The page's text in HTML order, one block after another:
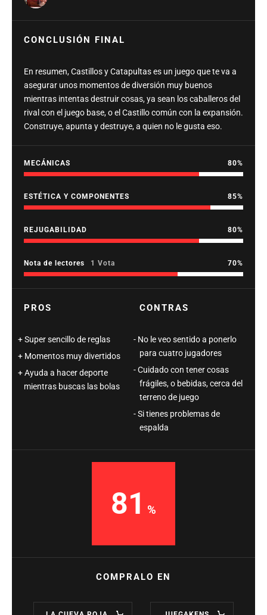
CONCLUSIÓN FINAL
En resumen, Castillos y Catapultas es un juego que te va a
asegurar unos momentos de diversión muy buenos
mientras intentas destruir cosas, ya sean los caballeros del
rival con el juego base, o el Castillo común con la expansión.
Construye, apunta y destruye, a quien no le gusta eso.
MECÁNICAS 80
ESTÉTICA Y COMPONENTES 85
REJUGABILIDAD 80
Nota de lectores 1 Vota 70
PROS
Super sencillo de reglas
Momentos muy divertidos
Ayuda a hacer deporte
mientras buscas las bolas
CONTRAS
No le veo sentido a ponerlo
para cuatro jugadores
Cuidado con tener cosas
frágiles, o bebidas, cerca del
terreno de juego
Si tienes problemas de
espalda
81
COMPRALO EN